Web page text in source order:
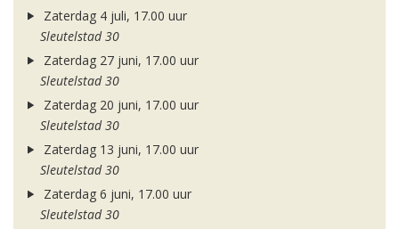
Zaterdag 4 juli, 17.00 uur
Sleutelstad 30
Zaterdag 27 juni, 17.00 uur
Sleutelstad 30
Zaterdag 20 juni, 17.00 uur
Sleutelstad 30
Zaterdag 13 juni, 17.00 uur
Sleutelstad 30
Zaterdag 6 juni, 17.00 uur
Sleutelstad 30